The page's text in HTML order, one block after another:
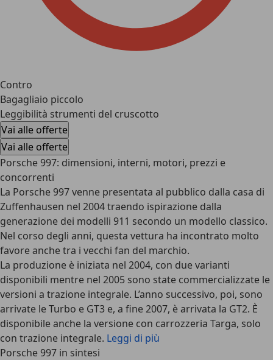
Contro
Bagagliaio piccolo
Leggibilità strumenti del cruscotto
Vai alle offerte
Vai alle offerte
Porsche 997: dimensioni, interni, motori, prezzi e
concorrenti
La Porsche 997 venne presentata al pubblico dalla casa di
Zuffenhausen nel 2004traendo ispirazione dalla
generazione dei modelli 911 secondo un modello classico.
Nel corso degli anni, questa vettura ha incontrato molto
favore anche tra i vecchi fan del marchio.
La produzione è iniziata nel 2004, con due varianti
disponibili mentre nel 2005 sono state commercializzate le
versioni a trazione integrale. L’anno successivo, poi, sono
arrivate leTurbo e GT3 e, a fine 2007, è arrivata la GT2. È
disponibile anche la versione con carrozzeria Targa, solo
con trazione integrale. Leggi di più
Porsche 997 in sintesi